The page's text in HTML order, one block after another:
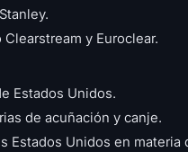
y Euroclear.
Estados Unidos.
de acuñación y canje.
Estados Unidos en